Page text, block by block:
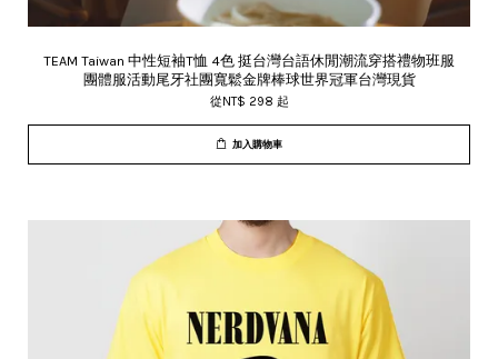
TEAM Taiwan 中性短袖T恤 4色 挺台灣台語休閒潮流穿搭禮物班服
團體服活動尾牙社團寬鬆金牌棒球世界冠軍台灣現貨
從NT$ 298 起
加入購物車